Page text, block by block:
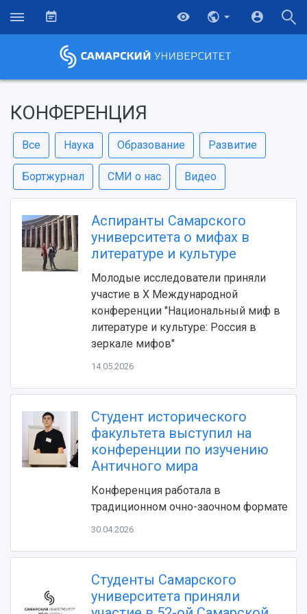
НАЗАД
Об университете
Руководство
Наблюдательный совет
Попечительский совет
Главные новости
Объявления
События
СМИ об университете
Пресс-центр
Образование
Почему я выбираю Самарский университет?
Бакалавриат и специалитет
Магистратура
Формы обучения
Учебные планы
Научно-исследовательская деятельность
Основные научные направления
Диссертационные советы
Подготовка научных кадров
Научно-технический совет
КОНФЕРЕНЦИЯ
Все Наука Образование Развитие
Бортжурнал СМИ о нас Видео
Аспиранты Самарского
университета о мифах в
литературе и культуре
Молодые исследователи приняли
участие в X Международной
конференции "Национальный миф в
литературе и культуре: Россия в
зеркале мифов"
14.05.2026
Студент исторического
факультета выступил на
конференции по изучению
Античного мира
Конференция работала в
традиционном очно-заочном формате
30.04.2026
Студенты Самарского
университета приняли